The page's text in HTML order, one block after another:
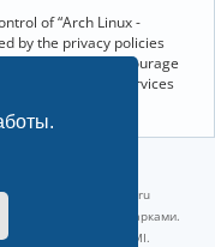
of “Arch Linux -
by the privacy policies
websites. We encourage
any third-party services
26 08:48:12 |
vps reg.ru
торговыми марками.
Linus Torvalds и LMI.